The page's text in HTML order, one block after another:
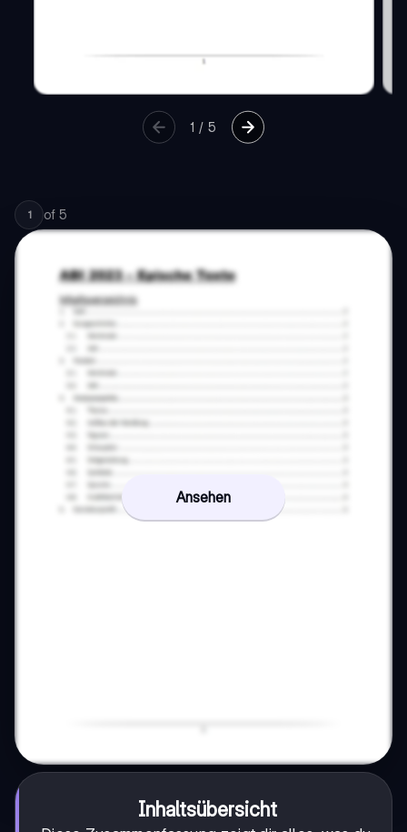
1 /5
1 of 5
Ansehen
Inhaltsübersicht